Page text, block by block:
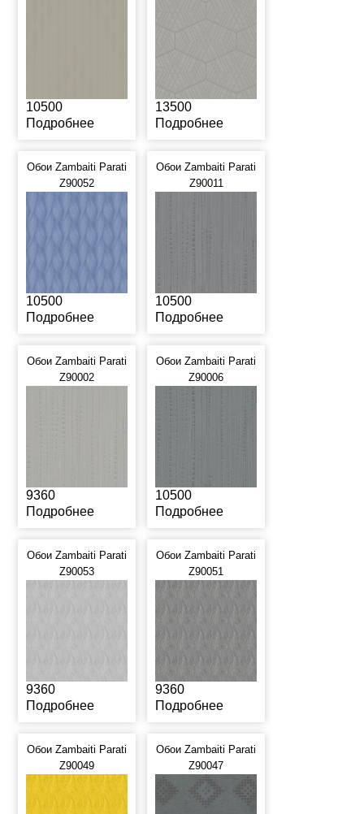
10500
Подробнее
13500
Подробнее
Обои Zambaiti Parati
Z90052
10500
Подробнее
Обои Zambaiti Parati
Z90011
10500
Подробнее
Обои Zambaiti Parati
Z90002
9360
Подробнее
Обои Zambaiti Parati
Z90006
10500
Подробнее
Обои Zambaiti Parati
Z90053
9360
Подробнее
Обои Zambaiti Parati
Z90051
9360
Подробнее
Обои Zambaiti Parati
Z90049
Обои Zambaiti Parati
Z90047